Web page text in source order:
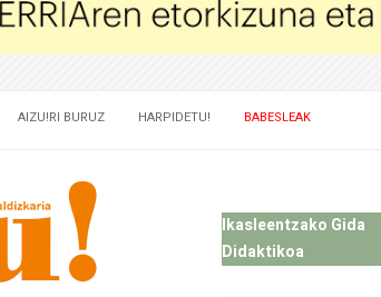
AIZU!RI BURUZ HARPIDETU! BABESLEAK
Ikasleentzako Gida
Didaktikoa